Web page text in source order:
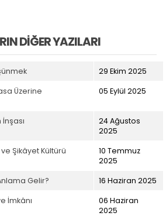
DIĞER YAZILARI
29 Ekim 2025
Üzerine
05 Eylül 2025
24 Ağustos
2025
Şikâyet Kültürü
10 Temmuz
2025
Gelir?
16 Haziran 2025
İmkânı
06 Haziran
2025